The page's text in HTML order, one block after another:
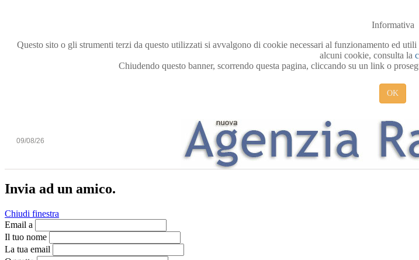
Informativa
Questo sito o gli strumenti terzi da questo utilizzati si avvalgono di cookie necessari al funzionamento ed
alcuni cookie, consulta la
Chiudendo questo banner, scorrendo questa pagina, cliccando su un link o
OK
09/08/26
Invia ad un amico.
Chiudi finestra
Email a
Il tuo nome
La tua email